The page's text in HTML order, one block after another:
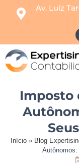
Av. Luiz
Imposto
Início » Blog
Autônomos: